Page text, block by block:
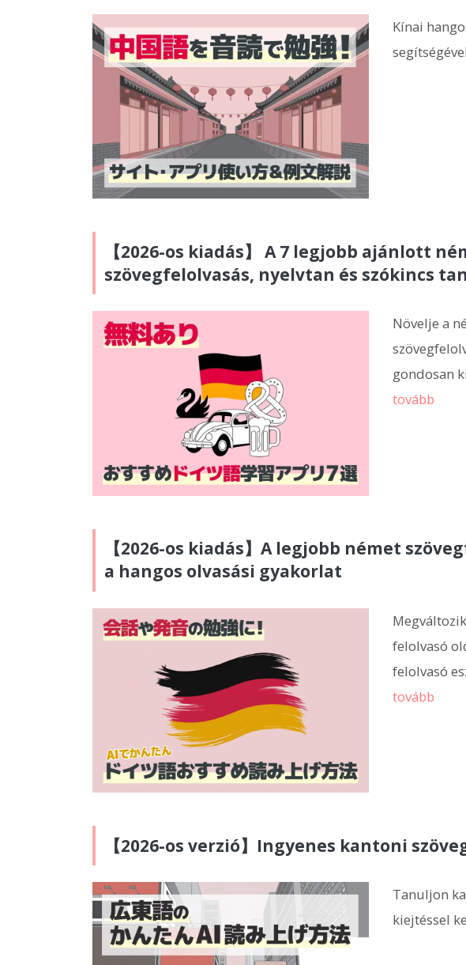
Kínai
【2026-os kiadás】 A 7 legjobb ajánlott
szövegfelolvasás, nyelvtan és szókincs
Növelje a
gondosan
tovább
【2026-os kiadás】A legjobb német
a hangos olvasási gyakorlat
felolvasó
felolvasó
tovább
【2026-os verzió】Ingyenes kantoni
Tanuljon
kiejtéssel